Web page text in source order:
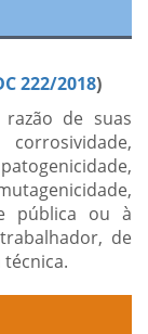
222/2018)
de suas
pública ou à
de